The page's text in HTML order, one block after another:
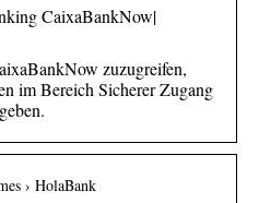
CaixaBankNow|
zuzugreifen,
im Bereich Sicherer Zugang
› HolaBank